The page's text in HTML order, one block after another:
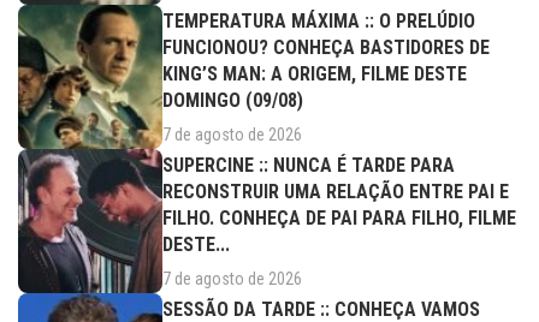
TEMPERATURA MÁXIMA :: O PRELÚDIO
FUNCIONOU? CONHEÇA BASTIDORES DE
KING’S MAN: A ORIGEM, FILME DESTE
DOMINGO (09/08)
7 de agosto de 2026
SUPERCINE :: NUNCA É TARDE PARA
RECONSTRUIR UMA RELAÇÃO ENTRE PAI E
FILHO. CONHEÇA DE PAI PARA FILHO, FILME
DESTE...
7 de agosto de 2026
SESSÃO DA TARDE :: CONHEÇA VAMOS